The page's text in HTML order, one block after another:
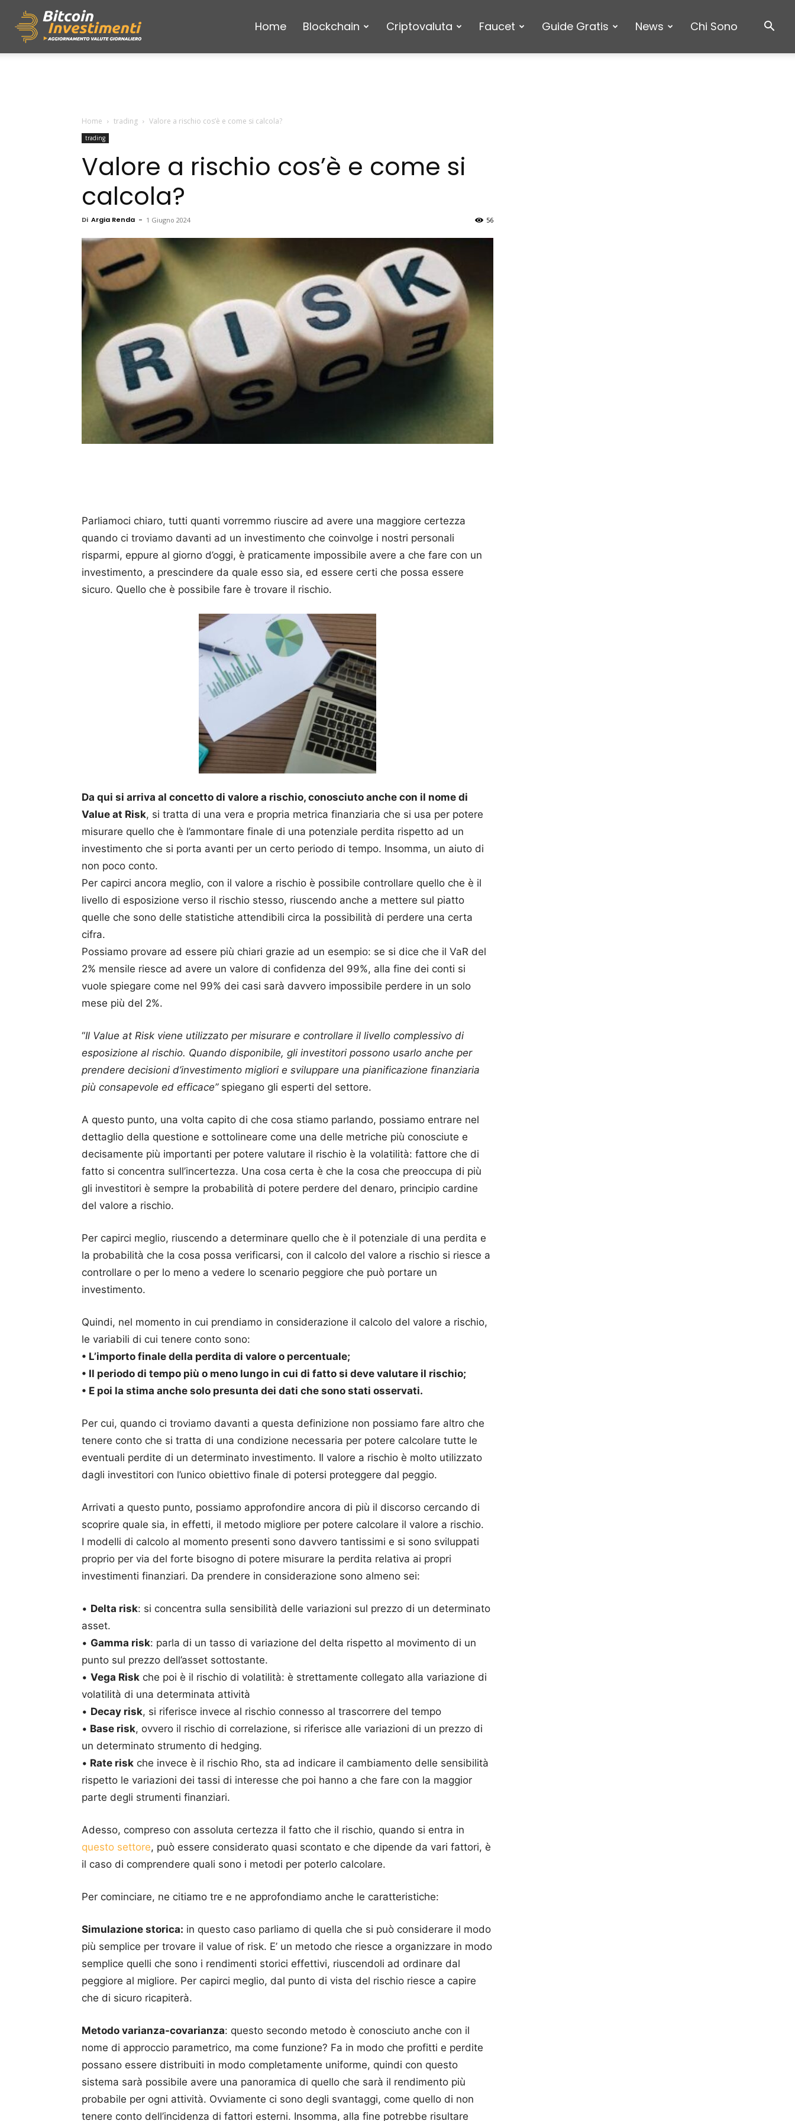
Home Blockchain Criptovaluta Faucet Guide Gratis News Chi Sono
Home trading Valore a rischio cos’è e come si calcola?
trading
Valore a rischio cos’è e come si
calcola?
Di Argia Renda - 1 Giugno 2024 56
Parliamoci chiaro, tutti quanti vorremmo riuscire ad avere una maggiore certezza
quando ci troviamo davanti ad un investimento che coinvolge i nostri personali
risparmi, eppure al giorno d’oggi, è praticamente impossibile avere a che fare con un
investimento, a prescindere da quale esso sia, ed essere certi che possa essere
sicuro. Quello che è possibile fare è trovare il rischio.
Da qui si arriva al concetto di valore a rischio, conosciuto anche con il nome di
Value at Risk, si tratta di una vera e propria metrica finanziaria che si usa per potere
misurare quello che è l’ammontare finale di una potenziale perdita rispetto ad un
investimento che si porta avanti per un certo periodo di tempo. Insomma, un aiuto di
non poco conto.
Per capirci ancora meglio, con il valore a rischio è possibile controllare quello che è il
livello di esposizione verso il rischio stesso, riuscendo anche a mettere sul piatto
quelle che sono delle statistiche attendibili circa la possibilità di perdere una certa
cifra.
Possiamo provare ad essere più chiari grazie ad un esempio: se si dice che il VaR del
2% mensile riesce ad avere un valore di confidenza del 99%, alla fine dei conti si
vuole spiegare come nel 99% dei casi sarà davvero impossibile perdere in un solo
mese più del 2%.
“Il Value at Risk viene utilizzato per misurare e controllare il livello complessivo di
esposizione al rischio. Quando disponibile, gli investitori possono usarlo anche per
prendere decisioni d’investimento migliori e sviluppare una pianificazione finanziaria
più consapevole ed efficace”spiegano gli esperti del settore.
A questo punto, una volta capito di che cosa stiamo parlando, possiamo entrare nel
dettaglio della questione e sottolineare come una delle metriche più conosciute e
decisamente più importanti per potere valutare il rischio è la volatilità: fattore che di
fatto si concentra sull’incertezza. Una cosa certa è che la cosa che preoccupa di più
gli investitori è sempre la probabilità di potere perdere del denaro, principio cardine
del valore a rischio.
Per capirci meglio, riuscendo a determinare quello che è il potenziale di una perdita e
la probabilità che la cosa possa verificarsi, con il calcolo del valore a rischio si riesce a
controllare o per lo meno a vedere lo scenario peggiore che può portare un
investimento.
Quindi, nel momento in cui prendiamo in considerazione il calcolo del valore a rischio,
le variabili di cui tenere conto sono:
• L’importo finale della perdita di valore o percentuale;
• Il periodo di tempo più o meno lungo in cui di fatto si deve valutare il rischio;
• E poi la stima anche solo presunta dei dati che sono stati osservati.
Per cui, quando ci troviamo davanti a questa definizione non possiamo fare altro che
tenere conto che si tratta di una condizione necessaria per potere calcolare tutte le
eventuali perdite di un determinato investimento. Il valore a rischio è molto utilizzato
dagli investitori con l’unico obiettivo finale di potersi proteggere dal peggio.
Arrivati a questo punto, possiamo approfondire ancora di più il discorso cercando di
scoprire quale sia, in effetti, il metodo migliore per potere calcolare il valore a rischio.
I modelli di calcolo al momento presenti sono davvero tantissimi e si sono sviluppati
proprio per via del forte bisogno di potere misurare la perdita relativa ai propri
investimenti finanziari. Da prendere in considerazione sono almeno sei:
• Delta risk: si concentra sulla sensibilità delle variazioni sul prezzo di un determinato
asset.
• Gamma risk: parla di un tasso di variazione del delta rispetto al movimento di un
punto sul prezzo dell’asset sottostante.
• Vega Risk che poi è il rischio di volatilità: è strettamente collegato alla variazione di
volatilità di una determinata attività
• Decay risk, si riferisce invece al rischio connesso al trascorrere del tempo
• Base risk, ovvero il rischio di correlazione, si riferisce alle variazioni di un prezzo di
un determinato strumento di hedging.
• Rate risk che invece è il rischio Rho, sta ad indicare il cambiamento delle sensibilità
rispetto le variazioni dei tassi di interesse che poi hanno a che fare con la maggior
parte degli strumenti finanziari.
Adesso, compreso con assoluta certezza il fatto che il rischio, quando si entra in
questo settore, può essere considerato quasi scontato e che dipende da vari fattori, è
il caso di comprendere quali sono i metodi per poterlo calcolare.
Per cominciare, ne citiamo tre e ne approfondiamo anche le caratteristiche:
Simulazione storica: in questo caso parliamo di quella che si può considerare il modo
più semplice per trovare il value of risk. E’ un metodo che riesce a organizzare in modo
semplice quelli che sono i rendimenti storici effettivi, riuscendoli ad ordinare dal
peggiore al migliore. Per capirci meglio, dal punto di vista del rischio riesce a capire
che di sicuro ricapiterà.
Metodo varianza-covarianza: questo secondo metodo è conosciuto anche con il
nome di approccio parametrico, ma come funzione? Fa in modo che profitti e perdite
possano essere distribuiti in modo completamente uniforme, quindi con questo
sistema sarà possibile avere una panoramica di quello che sarà il rendimento più
probabile per ogni attività. Ovviamente ci sono degli svantaggi, come quello di non
tenere conto dell’incidenza di fattori esterni. Insomma, alla fine potrebbe risultare